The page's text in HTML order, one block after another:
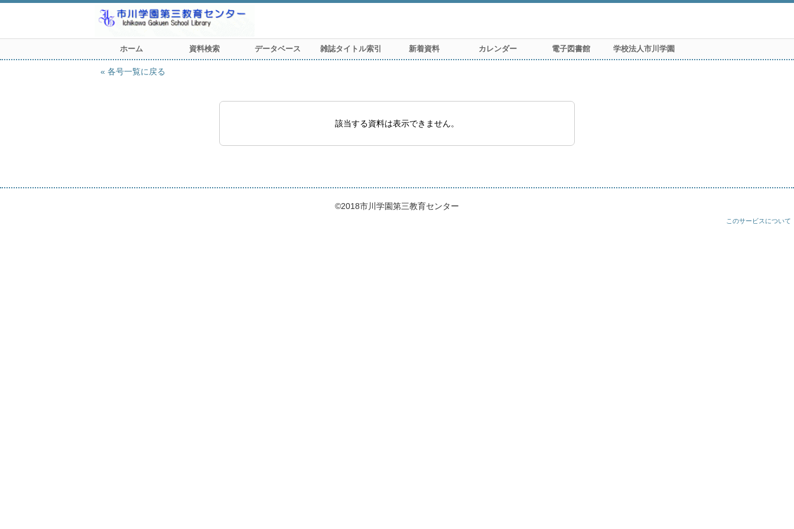
ホーム 資料検索 データベース 雑誌タイトル索引 新着資料 カレンダー 電子図書館 学校法人市川学園
各号一覧に戻る
該当する資料は表示できません。
©2018市川学園第三教育センター
このサービスについて